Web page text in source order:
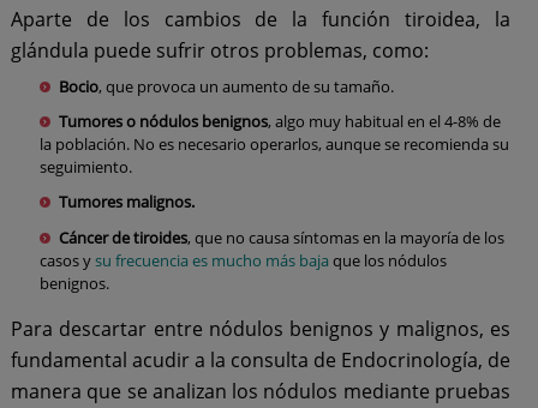
Aparte de los cambios de la función tiroidea, la
glándula puede sufrir otros problemas, como:
Bocio, que provoca un aumento de su tamaño.
Tumores o nódulos benignos, algo muy habitual en el 4-8% de
la población. No es necesario operarlos, aunque se recomienda su
seguimiento.
Tumores malignos.
Cáncer de tiroides, que no causa síntomas en la mayoría de los
casos ysu frecuencia es mucho más baja que los nódulos
benignos.
Para descartar entre nódulos benignos y malignos, es
fundamental acudir a la consulta de Endocrinología, de
manera que se analizan los nódulos mediante pruebas